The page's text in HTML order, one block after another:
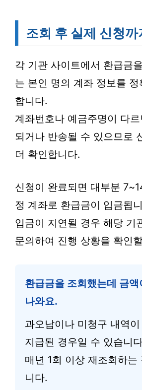
조회 후 실제 신청
각 기관 사이트에서 환급금
는 본인 명의 계좌 정보를
합니다.
계좌번호나 예금주명이 다
되거나 반송될 수 있으므로
더 확인합니다.
신청이 완료되면 대부분
정 계좌로 환급금이 입금됩
입금이 지연될 경우 해당 기
문의하여 진행 상황을 확인
환급금을 조회했는데 금
나와요.
과오납이나 미청구 내역
지급된 경우일 수 있습니
매년 1회 이상 재조회하는
니다.